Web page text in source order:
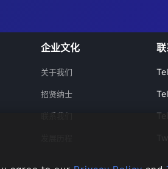
企业文化
关于我们
招贤纳士
联系我们